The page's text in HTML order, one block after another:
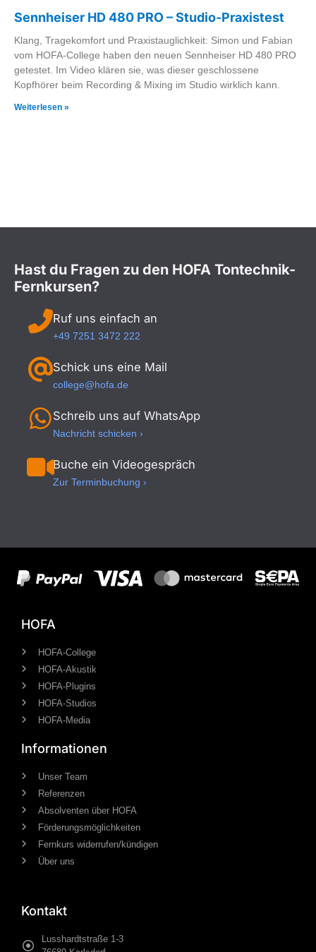
Sennheiser HD 480 PRO – Studio-Praxistest
Klang, Tragekomfort und Praxistauglichkeit: Simon und Fabian
vom HOFA-College haben den neuen Sennheiser HD 480 PRO
getestet. Im Video klären sie, was dieser geschlossene
Kopfhörer beim Recording & Mixing im Studio wirklich kann.
Weiterlesen »
Hast du Fragen zu den HOFA Tontechnik-
Fernkursen?
Ruf uns einfach an
+49 7251 3472 222
Schick uns eine Mail
college@hofa.de
Schreib uns auf WhatsApp
Nachricht schicken ›
Buche ein Videogespräch
Zur Terminbuchung ›
HOFA
HOFA-College
HOFA-Akustik
HOFA-Plugins
HOFA-Studios
HOFA-Media
Informationen
Unser Team
Referenzen
Absolventen über HOFA
Förderungsmöglichkeiten
Fernkurs widerrufen/kündigen
Über uns
Kontakt
Lusshardtstraße 1-3